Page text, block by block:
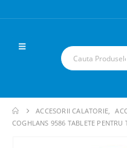
ACCESORII CALATORIE,
COGHLANS 9586 TABLETE PENTRU